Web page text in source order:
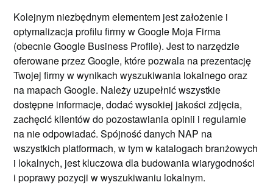
Kolejnym niezbędnym elementem jest założenie i
optymalizacja profilu firmy w Google Moja Firma
(obecnie Google Business Profile). Jest to narzędzie
oferowane przez Google, które pozwala na prezentację
Twojej firmy w wynikach wyszukiwania lokalnego oraz
na mapach Google. Należy uzupełnić wszystkie
dostępne informacje, dodać wysokiej jakości zdjęcia,
zachęcić klientów do pozostawiania opinii i regularnie
na nie odpowiadać. Spójność danych NAP na
wszystkich platformach, w tym w katalogach branżowych
i lokalnych, jest kluczowa dla budowania wiarygodności
i poprawy pozycji w wyszukiwaniu lokalnym.